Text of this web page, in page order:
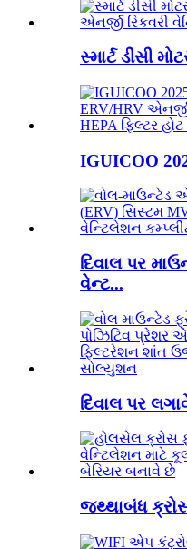
સ્માર્ટ ડીસી
IGUICOO
દિવાલ પર
વેન્ટ...
દિવાલ પર
જથ્થાબંધ